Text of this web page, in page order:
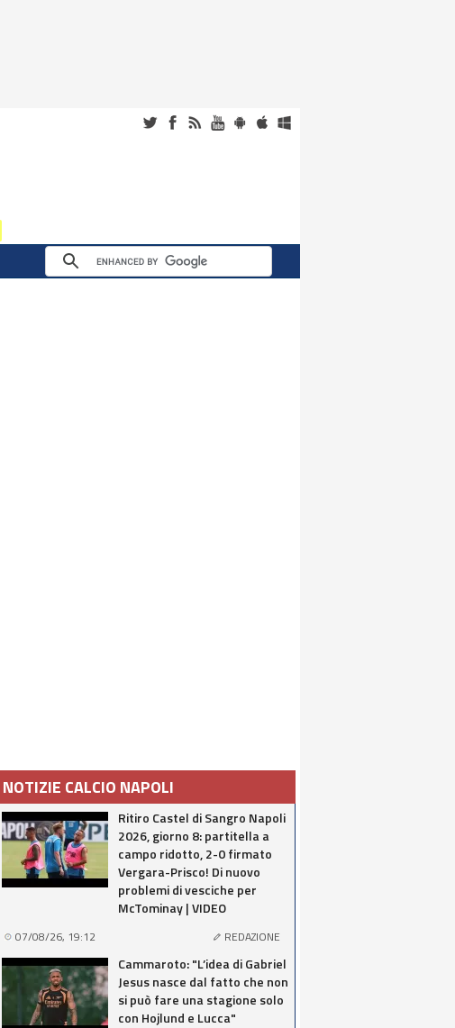
NOTIZIE CALCIO NAPOLI
Ritiro Castel di Sangro Napoli
2026, giorno 8: partitella a
campo ridotto, 2-0 firmato
Vergara-Prisco! Di nuovo
problemi di vesciche per
McTominay | VIDEO
07/08/26, 19:12 REDAZIONE
Cammaroto: "L’idea di Gabriel
Jesus nasce dal fatto che non
si può fare una stagione solo
con Hojlund e Lucca"